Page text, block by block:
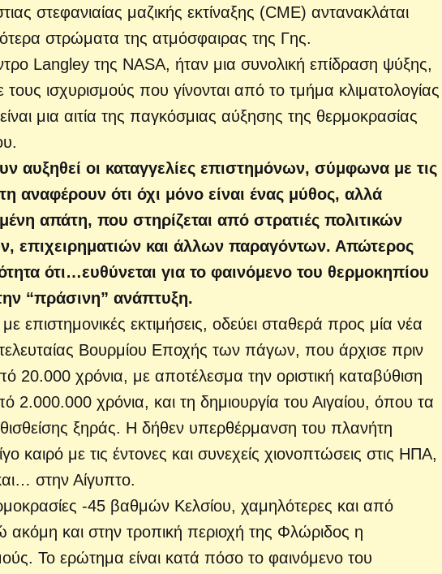
στεφανιαίας μαζικής εκτίναξης (CME) αντανακλάται
στρώματα της ατμόσφαιρας της Γης.
Langley της NASA, ήταν μια συνολική επίδραση ψύξης,
ισχυρισμούς που γίνονται από το τμήμα κλιματολογίας
μια αιτία της παγκόσμιας αύξησης της θερμοκρασίας
αυξηθεί οι καταγγελίες επιστημόνων, σύμφωνα με τις
αναφέρουν ότι όχι μόνο είναι ένας μύθος, αλλά
απάτη, που στηρίζεται από στρατιές πολιτικών
επιχειρηματιών και άλλων παραγόντων. Απώτερος
ότι…ευθύνεται για το φαινόμενο του θερμοκηπίου
“πράσινη” ανάπτυξη.
εκτιμήσεις, οδεύει σταθερά προς μία νέα
Βουρμίου Εποχής των πάγων, που άρχισε πριν
20.000 χρόνια, με αποτέλεσμα την οριστική καταβύθιση
2.000.000 χρόνια, και τη δημιουργία του Αιγαίου, όπου τα
ξηράς. Η δήθεν υπερθέρμανση του πλανήτη
με τις έντονες και συνεχείς χιονοπτώσεις στις ΗΠΑ,
στην Αίγυπτο.
-45 βαθμών Κελσίου, χαμηλότερες και από
ακόμη και στην τροπική περιοχή της Φλώριδος η
Το ερώτημα είναι κατά πόσο το φαινόμενο του